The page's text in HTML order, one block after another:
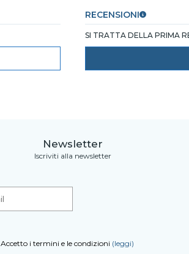
RECENSIONI
SI TRATTA DELLA PRIMA
Newsletter
Iscriviti alla newsletter
Accetto i termini e le condizioni (leggi)